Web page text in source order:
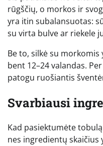
rūgščių, o morkos ir
yra itin subalansuotas:
su virta bulve ar riekele
Be to, silkė su
bent 12–24 valandas.
patogu ruošiantis
Svarbiausi
Kad pasiektumėte
nes ingredientų skaičius